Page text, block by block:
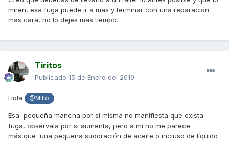
miren, esa fuga puede ir a mas y terminar con una reparación
mas cara, no lo dejes mas tiempo.
Tiritos
Publicado 15 de Enero del 2019
Hola @Millo
Esa pequeña mancha por sí misma no manifiesta que exista
fuga, obsérvala por si aumenta, pero a mí no me parece
más que una pequeña sudoración de aceite o incluso de líquido